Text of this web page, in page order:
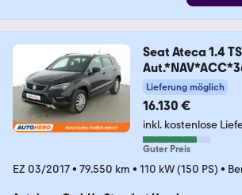
Seat Ateca 1.4
Lieferung möglich
16.130 €
inkl. kostenlose
Guter Preis
EZ 03/2017• 79.550 km • 110 kW (150 PS) •